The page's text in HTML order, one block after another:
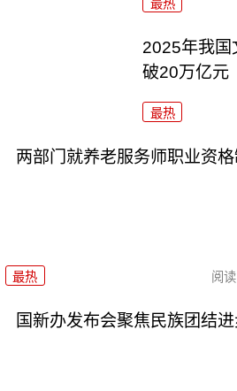
最热
2025年我国
破20万亿元
最热
两部门就养老服务师职业资
最热 阅读
国新办发布会聚焦民族团结